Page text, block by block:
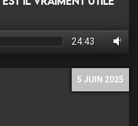
24:43
5 JUIN 2025